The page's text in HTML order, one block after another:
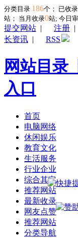
分类目录 186个； 已收
站； 当月收录0站; 今日
提交网站 | 注册
长资讯 | RSS
网站目录
入口
首页
电脑网络
休闲娱乐
教育文化
生活服务
行业企业
综合其它
推荐网站
最新收录
网友点赞
推荐网站
分类导航